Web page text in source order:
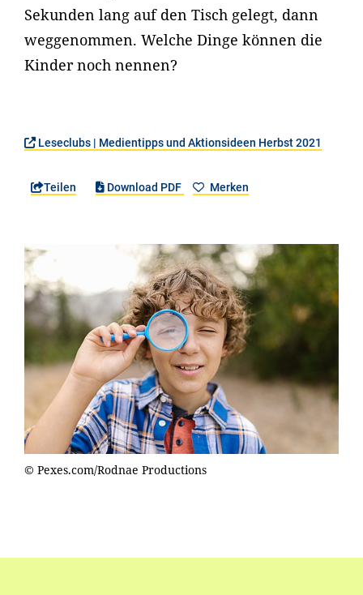
Sekunden lang auf den Tisch gelegt, dann
weggenommen. Welche Dinge können die
Kinder noch nennen?
Leseclubs | Medientipps und Aktionsideen Herbst 2021
Teilen Download PDF Merken
© Pexes.com/Rodnae Productions